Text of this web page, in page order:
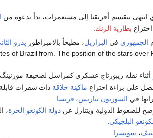
انتهى بتقسيم أفريقيا إلى مستعمرات، بدأ بدعوة من
بطارية الزنك
الجمهوري في البرازيل، مطيحاً بالامبراطور پدرو
of Brazil from. The position of the stars over
أثناء نقله ريبورتاج عسكري كمراسل لصحيفة
على براءة اختراع ماكينة حلاقة ذات شفرات قابلة
في السوربون بباريس، فرنسا
للضغوط الدولية ويتنازل عندولة الكونغو الحرة،
البلجيكي
، سويسرا